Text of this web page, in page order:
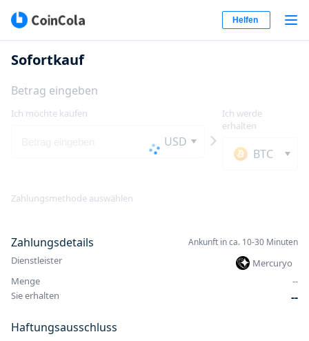
Helfen
Sofortkauf
Betrag eingeben
Ich möchte kaufen
USD
Ich werde
erhalten
BTC
Zahlungsmethode auswählen
Zahlungsdetails Ankunft in ca. 10-30 Minuten
Dienstleister
Mercuryo
Menge
--
Sie erhalten
--
Haftungsausschluss